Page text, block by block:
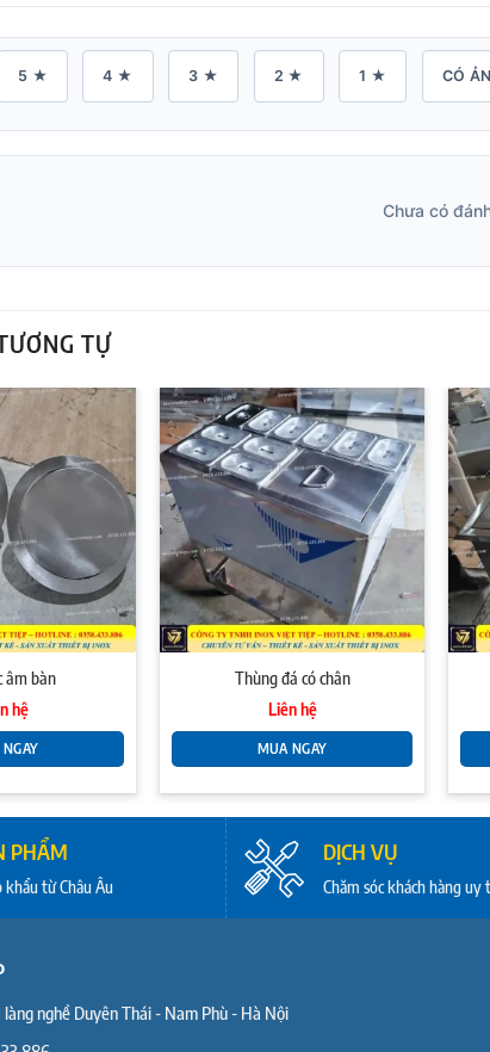
5 ★ 4 ★ 3 ★ 2 ★ 1 ★ CÓ
Chưa có
TỰ
âm bàn
hệ
Thùng đá có chân
Liên hệ
MUA NGAY
PHẨM
khẩu từ Châu Âu
DỊCH VỤ
Chăm sóc khách hàng uy
làng nghề Duyên Thái - Nam Phù - Hà Nội